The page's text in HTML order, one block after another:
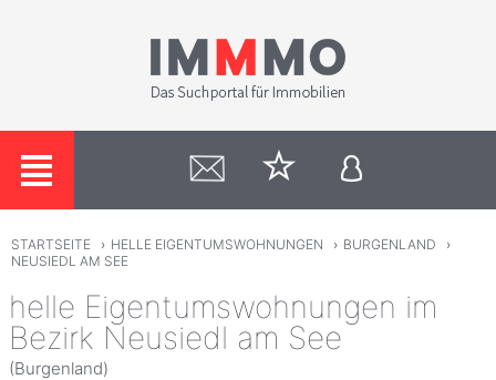
STARTSEITE › HELLE EIGENTUMSWOHNUNGEN › BURGENLAND
›
NEUSIEDL AM SEE
helle Eigentumswohnungen im
Bezirk Neusiedl am See
(Burgenland)